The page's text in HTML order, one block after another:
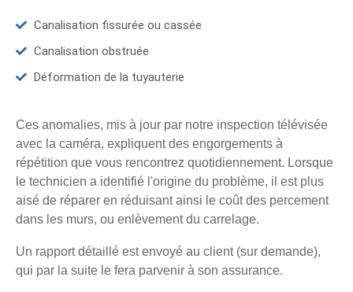
Canalisation fissurée ou cassée
Canalisation obstruée
Déformation de la tuyauterie
Ces anomalies, mis à jour par notre inspection télévisée
avec la caméra, expliquent des engorgements à
répétition que vous rencontrez quotidiennement. Lorsque
le technicien a identifié l'origine du problème, il est plus
aisé de réparer en réduisant ainsi le coût des percement
dans les murs, ou enlèvement du carrelage.
Un rapport détaillé est envoyé au client (sur demande),
qui par la suite le fera parvenir à son assurance.